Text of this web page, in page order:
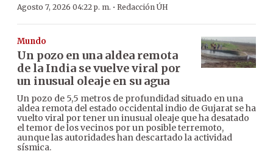
Agosto 7, 2026 04:22 p. m. · Redacción ÚH
Mundo
Un pozo en una aldea remota
de la India se vuelve viral por
un inusual oleaje en su agua
Un pozo de 5,5 metros de profundidad situado en una
aldea remota del estado occidental indio de Gujarat se ha
vuelto viral por tener un inusual oleaje que ha desatado
el temor de los vecinos por un posible terremoto,
aunque las autoridades han descartado la actividad
sísmica.